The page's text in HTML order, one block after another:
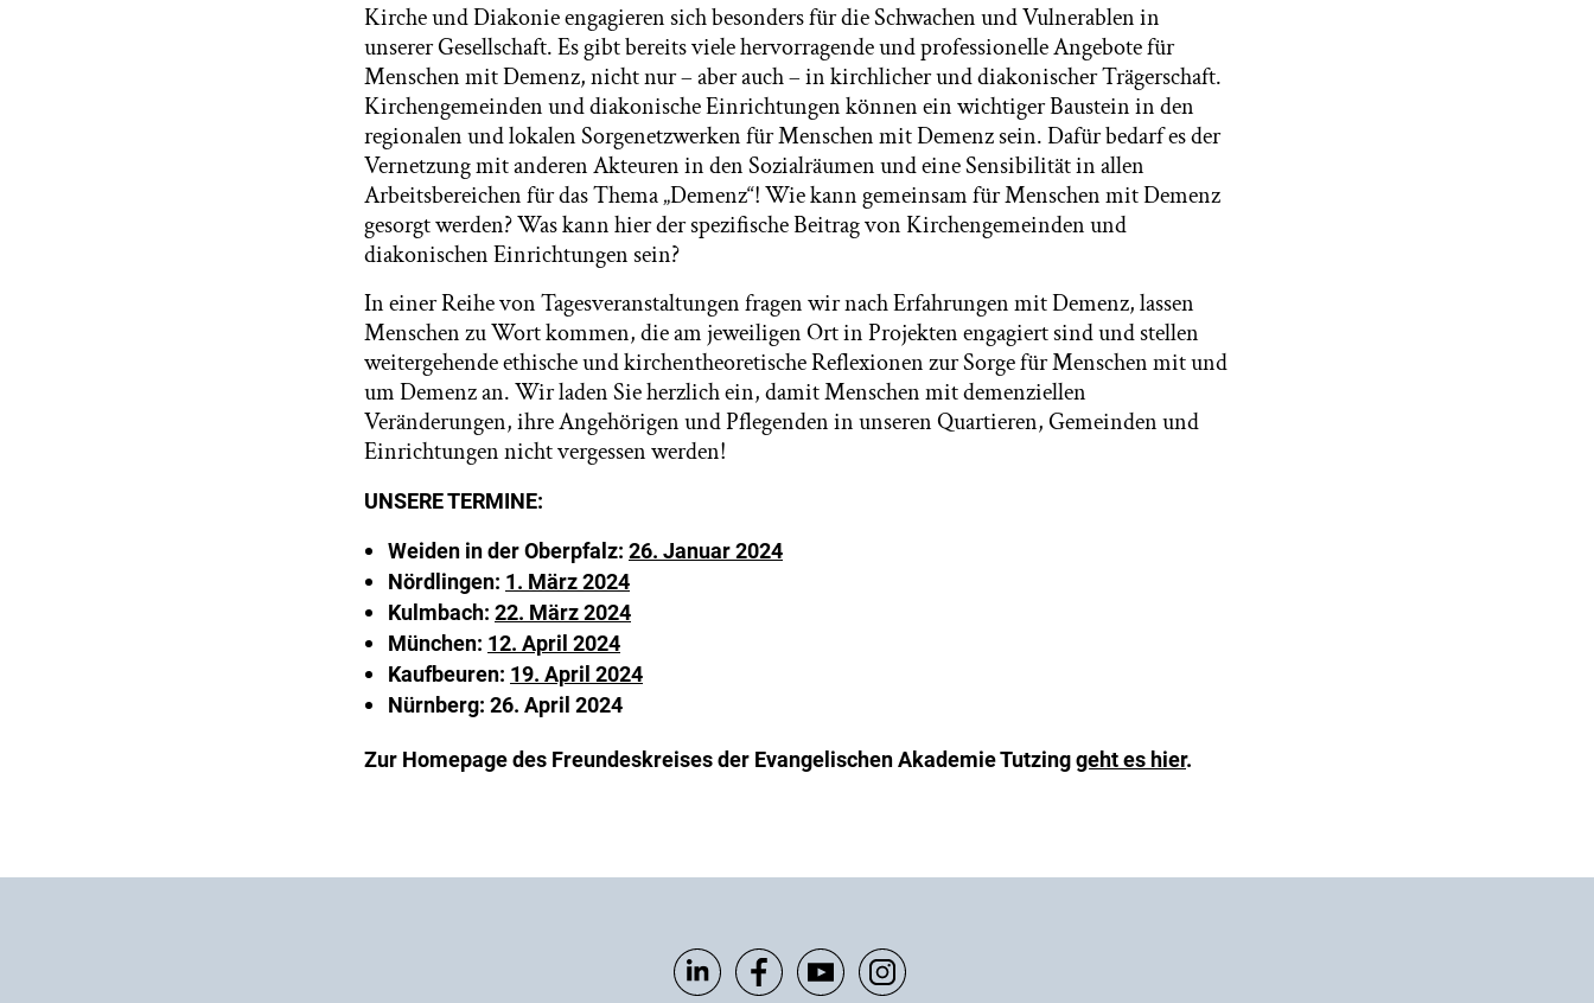
Kirche und Diakonie engagieren sich besonders für die Schwachen und Vulnerablen in
unserer Gesellschaft. Es gibt bereits viele hervorragende und professionelle Angebote für
Menschen mit Demenz, nicht nur – aber auch – in kirchlicher und diakonischer Trägerschaft.
Kirchengemeinden und diakonische Einrichtungen können ein wichtiger Baustein in den
regionalen und lokalen Sorgenetzwerken für Menschen mit Demenz sein. Dafür bedarf es der
Vernetzung mit anderen Akteuren in den Sozialräumen und eine Sensibilität in allen
Arbeitsbereichen für das Thema „Demenz“! Wie kann gemeinsam für Menschen mit Demenz
gesorgt werden? Was kann hier der spezifische Beitrag von Kirchengemeinden und
diakonischen Einrichtungen sein?
In einer Reihe von Tagesveranstaltungen fragen wir nach Erfahrungen mit Demenz, lassen
Menschen zu Wort kommen, die am jeweiligen Ort in Projekten engagiert sind und stellen
weitergehende ethische und kirchentheoretische Reflexionen zur Sorge für Menschen mit und
um Demenz an. Wir laden Sie herzlich ein, damit Menschen mit demenziellen
Veränderungen, ihre Angehörigen und Pflegenden in unseren Quartieren, Gemeinden und
Einrichtungen nicht vergessen werden!
UNSERE TERMINE:
Weiden in der Oberpfalz: 26. Januar 2024
Nördlingen: 1. März 2024
Kulmbach: 22. März 2024
München: 12. April 2024
Kaufbeuren: 19. April 2024
Nürnberg: 26. April 2024
Zur Homepage des Freundeskreises der Evangelischen Akademie Tutzinggeht es hier.